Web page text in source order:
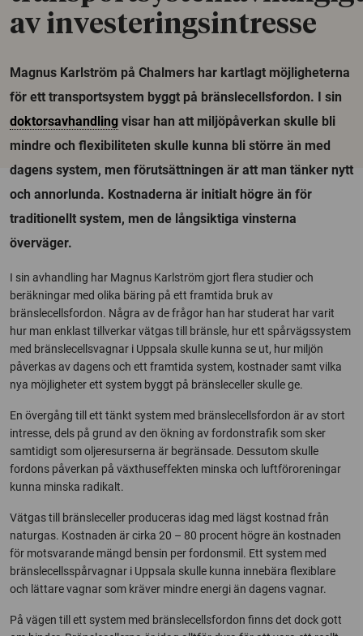
av investeringsintresse
Magnus Karlström på Chalmers har kartlagt möjligheterna
för ett transportsystem byggt på bränslecellsfordon. I sin
doktorsavhandling visar han att miljöpåverkan skulle bli
mindre och flexibiliteten skulle kunna bli större än med
dagens system, men förutsättningen är att man tänker nytt
och annorlunda. Kostnaderna är initialt högre än för
traditionellt system, men de långsiktiga vinsterna
överväger.
I sin avhandling har Magnus Karlström gjort flera studier och
beräkningar med olika bäring på ett framtida bruk av
bränslecellsfordon. Några av de frågor han har studerat har varit
hur man enklast tillverkar vätgas till bränsle, hur ett spårvägssystem
med bränslecellsvagnar i Uppsala skulle kunna se ut, hur miljön
påverkas av dagens och ett framtida system, kostnader samt vilka
nya möjligheter ett system byggt på bränsleceller skulle ge.
En övergång till ett tänkt system med bränslecellsfordon är av stort
intresse, dels på grund av den ökning av fordonstrafik som sker
samtidigt som oljeresurserna är begränsade. Dessutom skulle
fordons påverkan på växthuseffekten minska och luftföroreningar
kunna minska radikalt.
Vätgas till bränsleceller produceras idag med lägst kostnad från
naturgas. Kostnaden är cirka 20 – 80 procent högre än kostnaden
för motsvarande mängd bensin per fordonsmil. Ett system med
bränslecellsspårvagnar i Uppsala skulle kunna innebära flexiblare
och lättare vagnar som kräver mindre energi än dagens vagnar.
På vägen till ett system med bränslecellsfordon finns det dock gott